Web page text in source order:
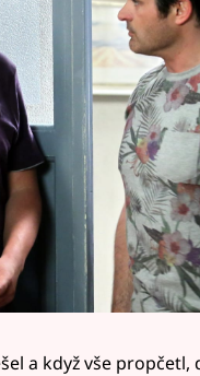
a když vše propčetl,